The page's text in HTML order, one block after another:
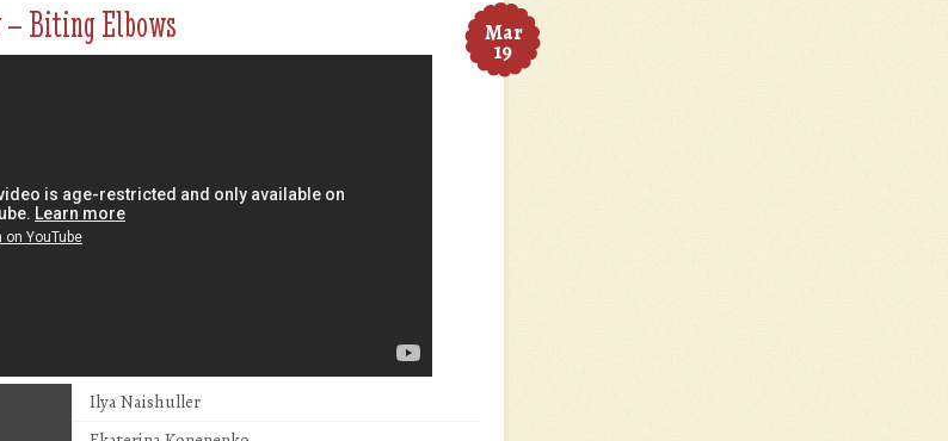
Mar
19
Biting Elbows
Ilya Naishuller